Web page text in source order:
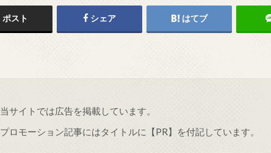
ポスト シェア はてブ
当サイトでは広告を掲載しています。
プロモーション記事にはタイトルに【PR】を付記しています。